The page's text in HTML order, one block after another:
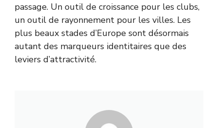
passage. Un outil de croissance pour les clubs,
un outil de rayonnement pour les villes. Les
plus beaux stades d’Europe sont désormais
autant des marqueurs identitaires que des
leviers d’attractivité.